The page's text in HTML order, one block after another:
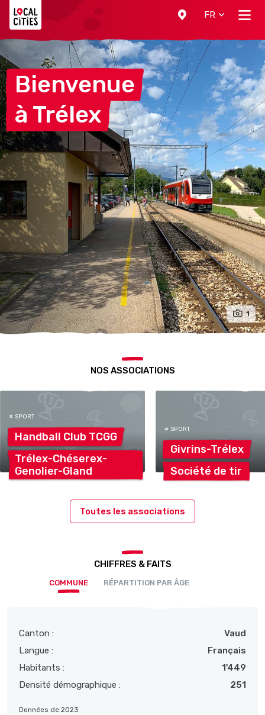
FR
Bienvenue
à Trélex
1
NOS ASSOCIATIONS
# SPORT
Handball Club TCGG
Trélex-Chéserex-
Genolier-Gland
# SPORT
Givrins-Trélex
Société de tir
Toutes les associations
CHIFFRES & FAITS
COMMUNE RÉPARTITION PAR ÂGE
Canton :
Vaud
Langue :
Français
Habitants :
1'449
Densité démographique :
251
Données de 2023